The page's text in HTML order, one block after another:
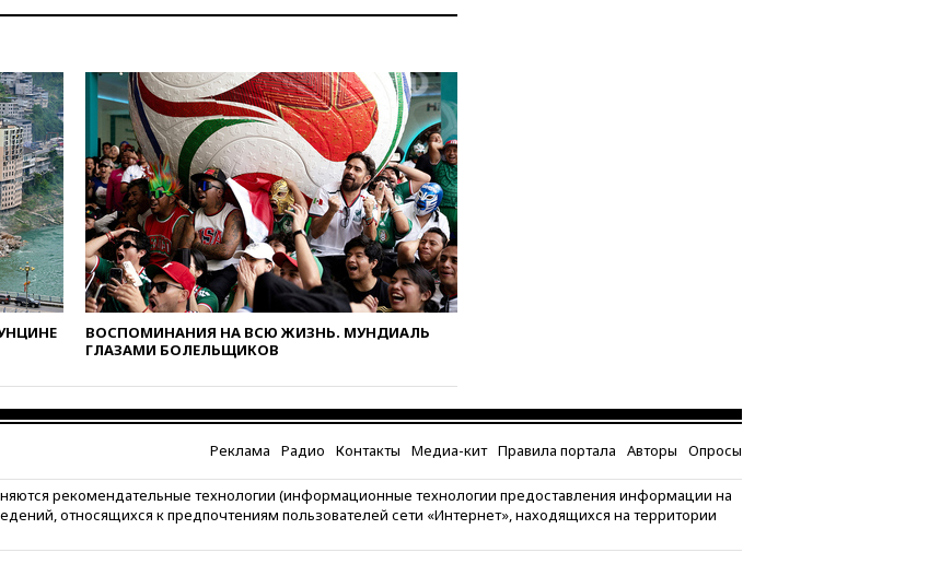
вчера, 12:27Возгорание на
вчера, 11:47Суд оставил под
арестом Rolls-Royce блогера
Лерчек
вчера, 11:07 При
столкновении катера и лодки
под Самарой погибли два
человека
вчера, 10:27Движение по
трассе «Новороссия»
восстановлено
вчера, 09:55 Силы ПВО
перехватили за утро 85 БПЛА
Кубани загорелся после
сообщил о девяти БПЛА,
сбитых на подлете к Москве
вчера, 08:42Силы ПВО сбили
ВОСПОМИНАНИЯ НА ВСЮ ЖИЗНЬ. МУНДИАЛЬ
ГЛАЗАМИ БОЛЕЛЬЩИКОВ
Реклама Радио Контакты Медиа-кит Правила портала Авторы Опросы
рекомендательные технологии (информационные технологии предоставления информации на
относящихся к предпочтениям пользователей сети «Интернет», находящихся на территории